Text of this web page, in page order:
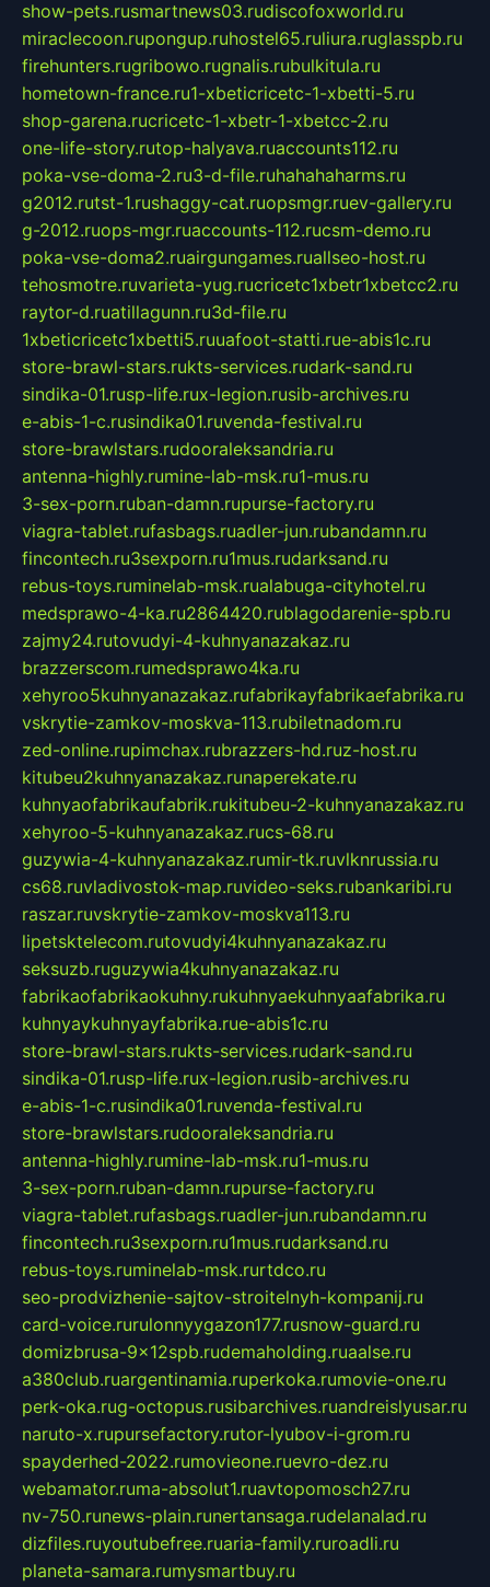
show-pets.rusmartnews03.rudiscofoxworld.ru
miraclecoon.rupongup.ruhostel65.ruliura.ruglasspb.ru
firehunters.rugribowo.rugnalis.rubulkitula.ru
hometown-france.ru1-xbeticricetc-1-xbetti-5.ru
shop-garena.rucricetc-1-xbetr-1-xbetcc-2.ru
one-life-story.rutop-halyava.ruaccounts112.ru
poka-vse-doma-2.ru3-d-file.ruhahahaharms.ru
g2012.rutst-1.rushaggy-cat.ruopsmgr.ruev-gallery.ru
g-2012.ruops-mgr.ruaccounts-112.rucsm-demo.ru
poka-vse-doma2.ruairgungames.ruallseo-host.ru
tehosmotre.ruvarieta-yug.rucricetc1xbetr1xbetcc2.ru
raytor-d.ruatillagunn.ru3d-file.ru
1xbeticricetc1xbetti5.ruuafoot-statti.rue-abis1c.ru
store-brawl-stars.rukts-services.rudark-sand.ru
sindika-01.rusp-life.rux-legion.rusib-archives.ru
e-abis-1-c.rusindika01.ruvenda-festival.ru
store-brawlstars.rudooraleksandria.ru
antenna-highly.rumine-lab-msk.ru1-mus.ru
3-sex-porn.ruban-damn.rupurse-factory.ru
viagra-tablet.rufasbags.ruadler-jun.rubandamn.ru
fincontech.ru3sexporn.ru1mus.rudarksand.ru
rebus-toys.ruminelab-msk.rualabuga-cityhotel.ru
medsprawo-4-ka.ru2864420.rublagodarenie-spb.ru
zajmy24.rutovudyi-4-kuhnyanazakaz.ru
brazzerscom.rumedsprawo4ka.ru
xehyroo5kuhnyanazakaz.rufabrikayfabrikaefabrika.ru
vskrytie-zamkov-moskva-113.rubiletnadom.ru
zed-online.rupimchax.rubrazzers-hd.ruz-host.ru
kitubeu2kuhnyanazakaz.runaperekate.ru
kuhnyaofabrikaufabrik.rukitubeu-2-kuhnyanazakaz.ru
xehyroo-5-kuhnyanazakaz.rucs-68.ru
guzywia-4-kuhnyanazakaz.rumir-tk.ruvlknrussia.ru
cs68.ruvladivostok-map.ruvideo-seks.rubankaribi.ru
raszar.ruvskrytie-zamkov-moskva113.ru
lipetsktelecom.rutovudyi4kuhnyanazakaz.ru
seksuzb.ruguzywia4kuhnyanazakaz.ru
fabrikaofabrikaokuhny.rukuhnyaekuhnyaafabrika.ru
kuhnyaykuhnyayfabrika.rue-abis1c.ru
store-brawl-stars.rukts-services.rudark-sand.ru
sindika-01.rusp-life.rux-legion.rusib-archives.ru
e-abis-1-c.rusindika01.ruvenda-festival.ru
store-brawlstars.rudooraleksandria.ru
antenna-highly.rumine-lab-msk.ru1-mus.ru
3-sex-porn.ruban-damn.rupurse-factory.ru
viagra-tablet.rufasbags.ruadler-jun.rubandamn.ru
fincontech.ru3sexporn.ru1mus.rudarksand.ru
rebus-toys.ruminelab-msk.rurtdco.ru
seo-prodvizhenie-sajtov-stroitelnyh-kompanij.ru
card-voice.rurulonnyygazon177.rusnow-guard.ru
domizbrusa-9x12spb.rudemaholding.ruaalse.ru
a380club.ruargentinamia.ruperkoka.rumovie-one.ru
perk-oka.rug-octopus.rusibarchives.ruandreislyusar.ru
naruto-x.rupursefactory.rutor-lyubov-i-grom.ru
spayderhed-2022.rumovieone.ruevro-dez.ru
webamator.ruma-absolut1.ruavtopomosch27.ru
nv-750.runews-plain.runertansaga.rudelanalad.ru
dizfiles.ruyoutubefree.ruaria-family.ruroadli.ru
planeta-samara.rumysmartbuy.ru